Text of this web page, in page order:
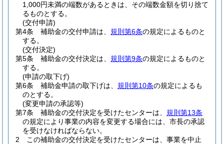
1,000円未満の端数があるときは、その端数金額を切り捨て
るものとする。
(交付申請)
第4条
補助金の交付申請は、 規則第6条の規定によるものと
する。
(交付決定)
第5条
補助金の交付決定は、 規則第9条の規定によるものと
する。
(申請の取下げ)
第6条
補助金申請の取下げは、 規則第10条の規定によるも
のとする。
(変更申請の承認等)
第7条
補助金の交付決定を受けたセンターは、 規則第13条
の規定により事業の内容を変更する場合には、市長の承認
を受けなければならない。
2
この補助金の交付決定を受けたセンターは、事業を中止